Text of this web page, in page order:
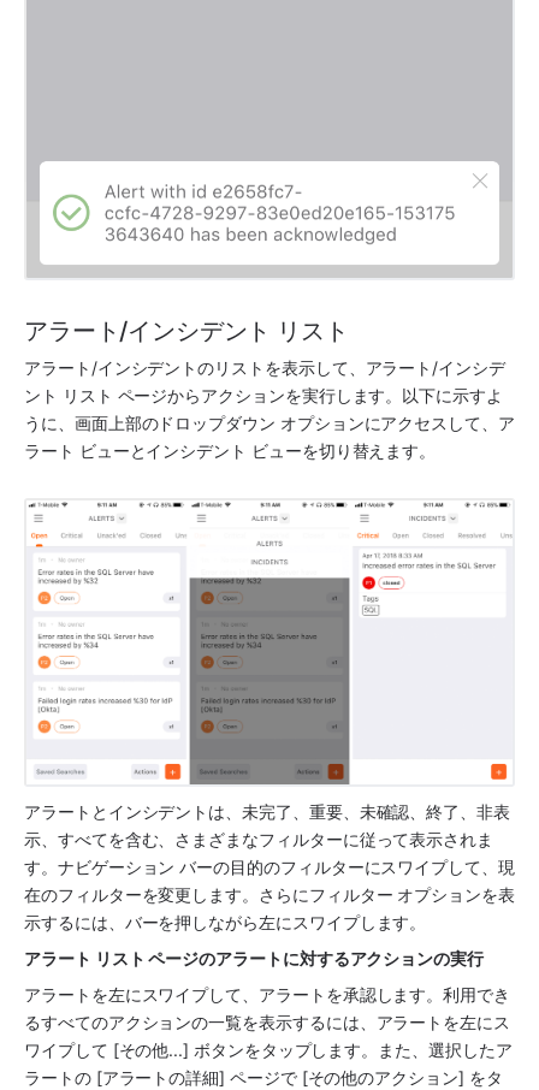
アラート/インシデント リスト
アラート/インシデントのリストを表示して、アラート/インシデ
ント リスト ページからアクションを実行します。以下に示すよ
うに、画面上部のドロップダウン オプションにアクセスして、ア
ラート ビューとインシデント ビューを切り替えます。
アラートとインシデントは、未完了、重要、未確認、終了、非表
示、すべてを含む、さまざまなフィルターに従って表示されま
す。ナビゲーション バーの目的のフィルターにスワイプして、現
在のフィルターを変更します。さらにフィルター オプションを表
示するには、バーを押しながら左にスワイプします。
アラート リスト ページのアラートに対するアクションの実行
アラートを左にスワイプして、アラートを承認します。利用でき
るすべてのアクションの一覧を表示するには、アラートを左にス
ワイプして [その他...] ボタンをタップします。また、選択したア
ラートの [アラートの詳細] ページで [その他のアクション] をタ